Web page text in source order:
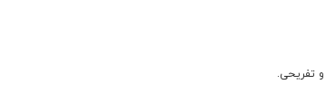
تفریحی.